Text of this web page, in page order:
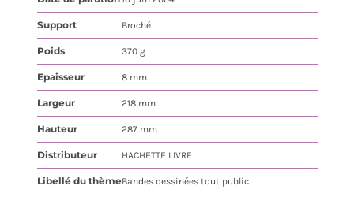
Support Broché
Poids 370 g
Epaisseur 8 mm
Largeur 218 mm
Hauteur 287 mm
Distributeur HACHETTE LIVRE
Libellé du thèmeBandes dessinées tout public